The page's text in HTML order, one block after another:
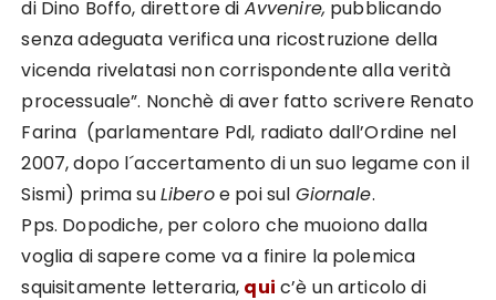
di Dino Boffo, direttore di Avvenire, pubblicando
senza adeguata verifica una ricostruzione della
vicenda rivelatasi non corrispondente alla verità
processuale”. Nonchè di aver fatto scrivere Renato
Farina (parlamentare Pdl, radiato dall’Ordine nel
2007, dopo l´accertamento di un suo legame con il
Sismi) prima suLiberoe poi sul Giornale.
Pps. Dopodiche, per coloro che muoiono dalla
voglia di sapere come va a finire la polemica
squisitamente letteraria, qui c’è un articolo di